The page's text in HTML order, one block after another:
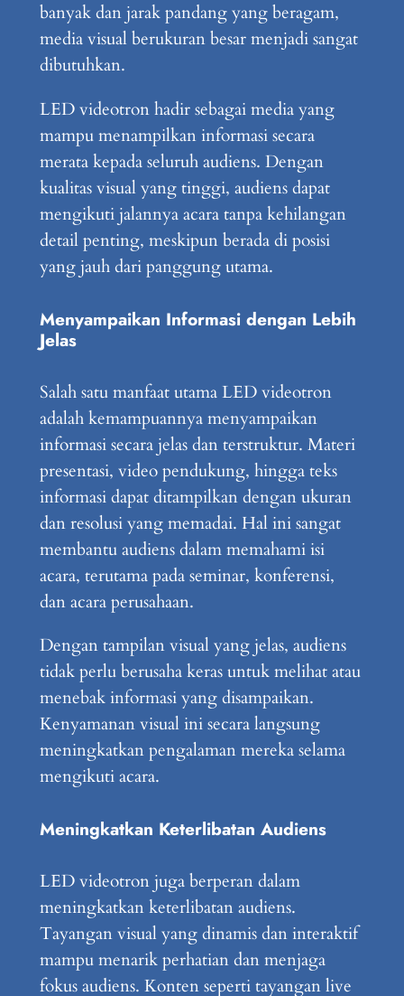
banyak dan jarak pandang yang beragam,
media visual berukuran besar menjadi sangat
dibutuhkan.
LED videotron hadir sebagai media yang
mampu menampilkan informasi secara
merata kepada seluruh audiens. Dengan
kualitas visual yang tinggi, audiens dapat
mengikuti jalannya acara tanpa kehilangan
detail penting, meskipun berada di posisi
yang jauh dari panggung utama.
Menyampaikan Informasi dengan Lebih
Jelas
Salah satu manfaat utama LED videotron
adalah kemampuannya menyampaikan
informasi secara jelas dan terstruktur. Materi
presentasi, video pendukung, hingga teks
informasi dapat ditampilkan dengan ukuran
dan resolusi yang memadai. Hal ini sangat
membantu audiens dalam memahami isi
acara, terutama pada seminar, konferensi,
dan acara perusahaan.
Dengan tampilan visual yang jelas, audiens
tidak perlu berusaha keras untuk melihat atau
menebak informasi yang disampaikan.
Kenyamanan visual ini secara langsung
meningkatkan pengalaman mereka selama
mengikuti acara.
Meningkatkan Keterlibatan Audiens
LED videotron juga berperan dalam
meningkatkan keterlibatan audiens.
Tayangan visual yang dinamis dan interaktif
mampu menarik perhatian dan menjaga
fokus audiens. Konten seperti tayangan live